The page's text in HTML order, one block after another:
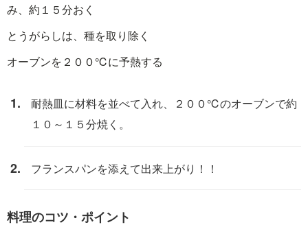
み、約１５分おく
とうがらしは、種を取り除く
オーブンを２００℃に予熱する
耐熱皿に材料を並べて入れ、２００℃のオーブンで約
１０～１５分焼く。
フランスパンを添えて出来上がり！！
料理のコツ・ポイント